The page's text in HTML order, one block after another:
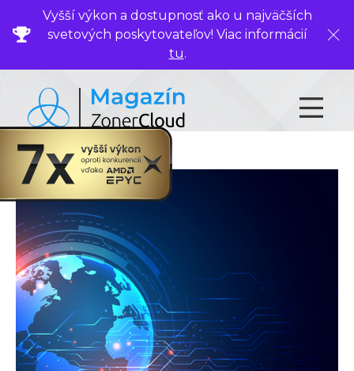
Vyšší výkon a dostupnosť ako u najväčších
svetových poskytovateľov! Viac informácií
tu.